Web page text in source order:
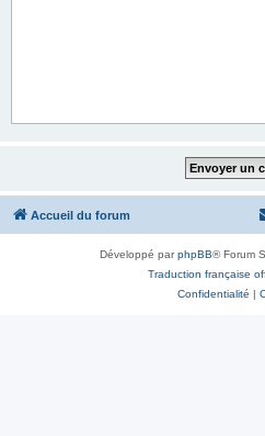
Accueil du forum
Développé parphpBB® Forum
Traduction française
Confidentialité |